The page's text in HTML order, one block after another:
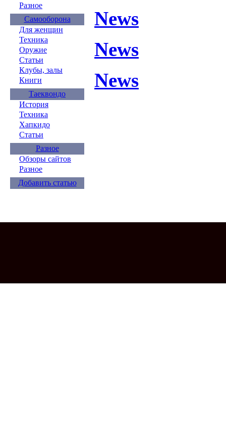
Разное
Самооборона
Для женщин
Техника
Оружие
Статьи
Клубы, залы
Книги
Таеквондо
История
Техника
Хапкидо
Статьи
Разное
Обзоры сайтов
Разное
Добавить статью
News
News
News